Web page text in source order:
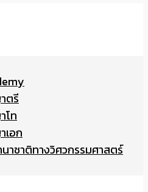
ตรี
โท
อก
าชาติทางวิศวกรรมศาสตร์